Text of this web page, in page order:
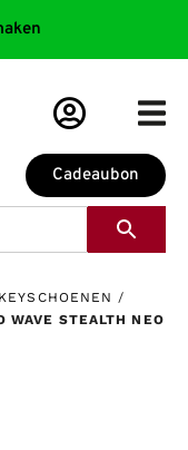
Cadeaubon
/
WAVE STEALTH NEO